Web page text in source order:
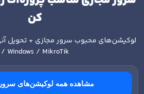
کن
لوکیشن‌های محبوب سرور مجازی + تحویل
/ Windows / MikroTik
مشاهده همه لوکیشن‌های